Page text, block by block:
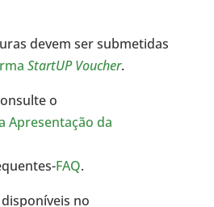
devem ser submetidas
StartUP Voucher.
o
Apresentação da
FAQ.
no